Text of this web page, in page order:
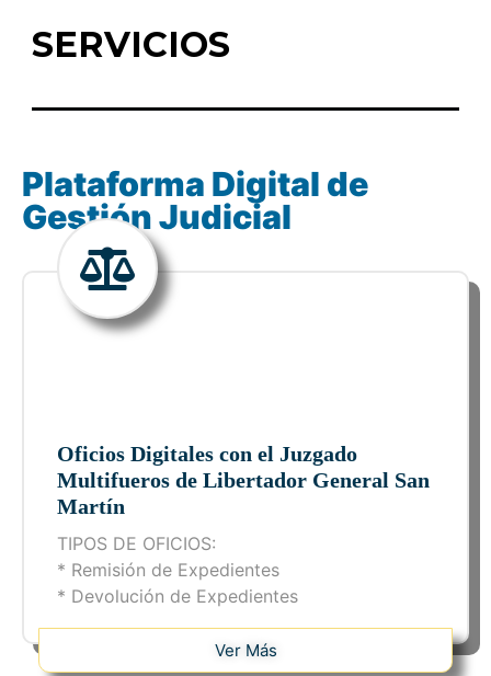
SERVICIOS
Plataforma Digital de
Gestión Judicial
Oficios Digitales con el Juzgado
Multifueros de Libertador General San
Martín
TIPOS DE OFICIOS:
* Remisión de Expedientes
* Devolución de Expedientes
Ver Más